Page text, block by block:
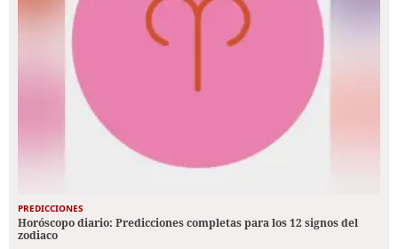
PREDICCIONES
Horóscopo diario: Predicciones completas para los 12 signos del
zodiaco